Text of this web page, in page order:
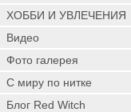
ХОББИ И УВЛЕЧЕНИЯ
Видео
Фото галерея
С миру по нитке
Блог Red Witch